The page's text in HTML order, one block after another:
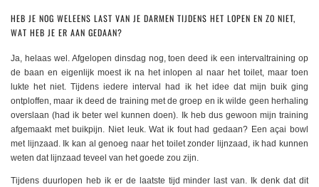
HEB JE NOG WELEENS LAST VAN JE DARMEN TIJDENS HET LOPEN EN ZO NIET,
WAT HEB JE ER AAN GEDAAN?
Ja, helaas wel. Afgelopen dinsdag nog, toen deed ik een intervaltraining op
de baan en eigenlijk moest ik na het inlopen al naar het toilet, maar toen
lukte het niet. Tijdens iedere interval had ik het idee dat mijn buik ging
ontploffen, maar ik deed de training met de groep en ik wilde geen herhaling
overslaan (had ik beter wel kunnen doen). Ik heb dus gewoon mijn training
afgemaakt met buikpijn. Niet leuk. Wat ik fout had gedaan? Een açai bowl
met lijnzaad. Ik kan al genoeg naar het toilet zonder lijnzaad, ik had kunnen
weten dat lijnzaad teveel van het goede zou zijn.
Tijdens duurlopen heb ik er de laatste tijd minder last van. Ik denk dat dit